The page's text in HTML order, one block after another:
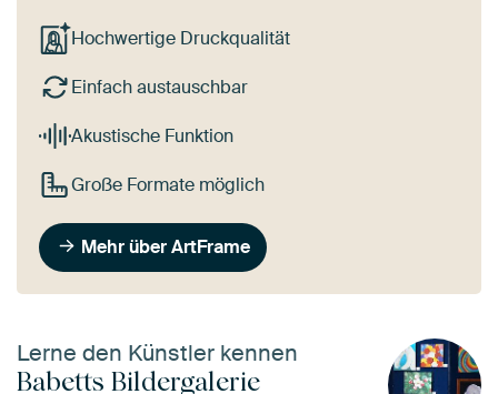
Hochwertige Druckqualität
Einfach austauschbar
Akustische Funktion
Große Formate möglich
Mehr über ArtFrame
Lerne den Künstler kennen
Babetts Bildergalerie